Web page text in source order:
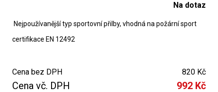
Na dotaz
Nejpoužívanější typ sportovní přilby, vhodná na požární sport
certifikace EN 12492
Cena bez DPH 820 Kč
Cena vč. DPH 992 Kč